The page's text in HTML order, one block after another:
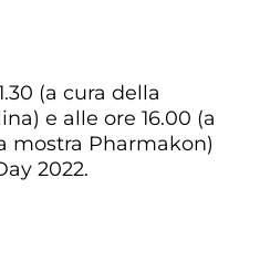
(a cura della
e alle ore 16.00 (a
mostra Pharmakon)
2022.